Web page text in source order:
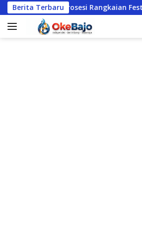
Langsung
ke
konten
Berita Terbaru
Rangkaian Festival Golo Koe 2026